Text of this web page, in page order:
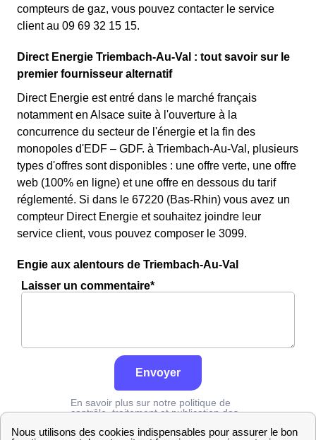
compteurs de gaz, vous pouvez contacter le service
client au 09 69 32 15 15.
Direct Energie Triembach-Au-Val : tout savoir sur le
premier fournisseur alternatif
Direct Energie est entré dans le marché français
notamment en Alsace suite à l'ouverture à la
concurrence du secteur de l'énergie et la fin des
monopoles d'EDF – GDF. à Triembach-Au-Val, plusieurs
types d'offres sont disponibles : une offre verte, une offre
web (100% en ligne) et une offre en dessous du tarif
réglementé. Si dans le 67220 (Bas-Rhin) vous avez un
compteur Direct Energie et souhaitez joindre leur
service client, vous pouvez composer le 3099.
Engie aux alentours de Triembach-Au-Val
Laisser un commentaire*
Envoyer
En savoir plus sur notre politique de
contrôle, traitement et publication des